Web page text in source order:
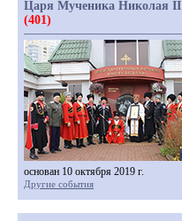
Царя Мученика Николая II
(401)
основан 10 октября 2019 г.
Другие события